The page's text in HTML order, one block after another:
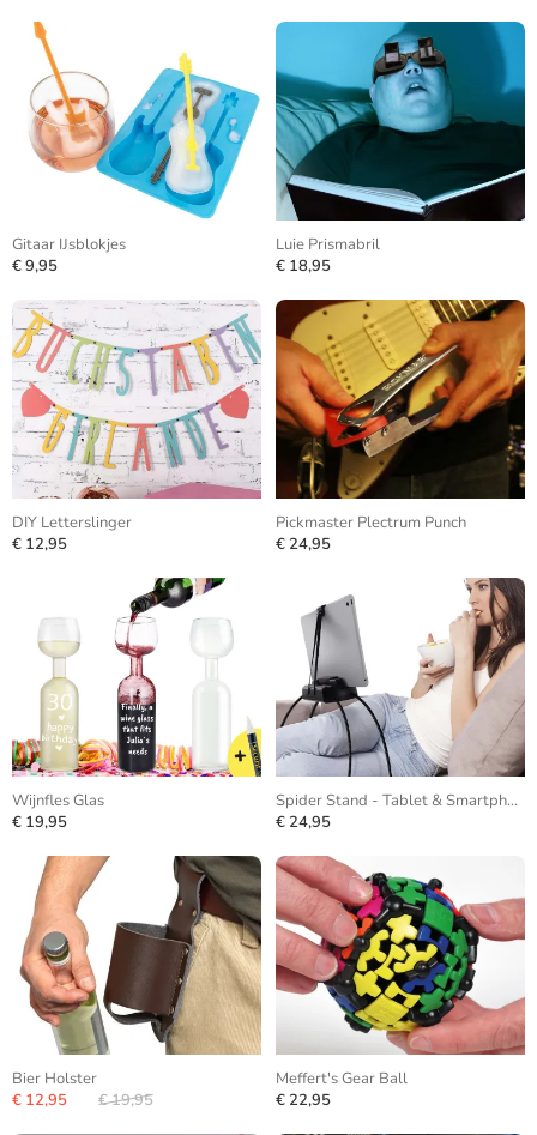
Gitaar IJsblokjes
€ 9,95
Luie Prismabril
€ 18,95
DIY Letterslinger
€ 12,95
Pickmaster Plectrum Punch
€ 24,95
Wijnfles Glas
€ 19,95
Spider Stand - Tablet & Smartphone
€ 24,95
Bier Holster
€ 12,95
€ 19,95
Meffert's Gear Ball
€ 22,95